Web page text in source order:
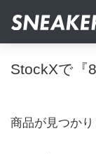
StockXで『
商品が見つか